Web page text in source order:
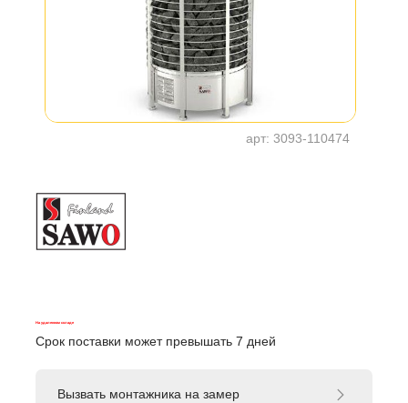
арт: 3093-110474
На удаленном складе
Срок поставки может превышать 7 дней
Вызвать монтажника на замер